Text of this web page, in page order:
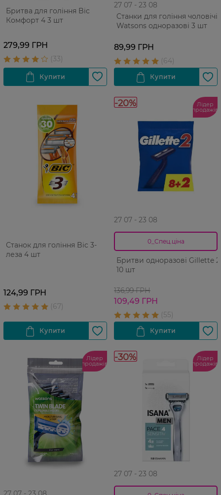
Бритва для гоління Bic
Комфорт 4 3 шт
279,99 ГРН
27 07 - 23 08
Cтанки для гоління чоловічі
Watsons одноразові 3 шт
89,99 ГРН
Станок для гоління Bic 3-
леза 4 шт
124,99 ГРН
-20% Лідер
продажів
27 07 - 23 08
0_Спец.ціна
Бритви одноразові Gillette 2
10 шт
136,99 ГРН
109,49 ГРН
Лідер
продажів
-30% Лідер
продажів
27 07 - 23 08